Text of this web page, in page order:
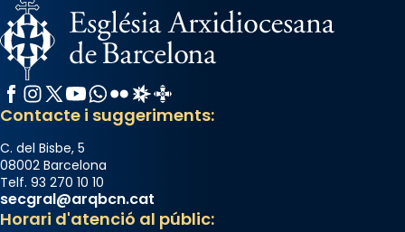
a la “Missa de les Santes” (“Missa de
Glòria”) fou composta el 1848 per Mn.
Manuel Blanch, amb aire d’òpera
italianitzant; s’interpreta per privilegi
pontifici, amb orquestra i cor, i té una
duració aproximada de tres hores. Després,
processó (recuperada el 1972) al voltant
del temple amb les relíquies de les santes.
Des de 1985 hi participa també un grup de
diablesses amb música i ball propis. Festa
Facebook
Instagram
X / Twitter
YouTube
WhatsApp
FlickrRadio Estel
Catalunya Cristiana
Contacte i suggeriments:
C. del Bisbe, 5
08002 Barcelona
Telf. 93 270 10 10
secgral@arqbcn.cat
Horari d'atenció al públic: